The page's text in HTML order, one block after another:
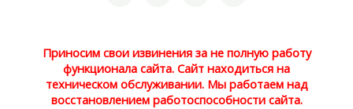
Приносим свои извинения за не полную работу
функционала сайта. Сайт находиться на
техническом обслуживании. Мы работаем над
восстановлением работоспособности сайта.